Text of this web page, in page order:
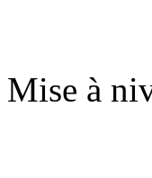
Mise à